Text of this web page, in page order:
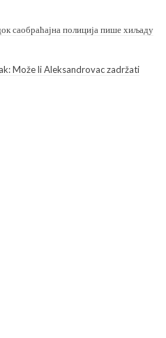
саобраћајна полиција пише хиљаду
Može li Aleksandrovac zadržati